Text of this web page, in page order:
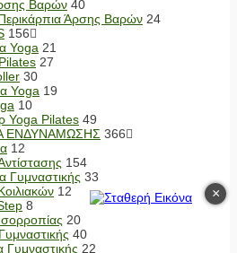
Βαρών 40
Άρσης Βαρών 24
156
Yoga 21
27
30
Yoga 19
10
Yoga Pilates 49
ΕΝΔΥΝΑΜΩΣΗΣ 366
12
154
Γυμναστικής 33
12
8
20
40
Γυμναστικής 22
×